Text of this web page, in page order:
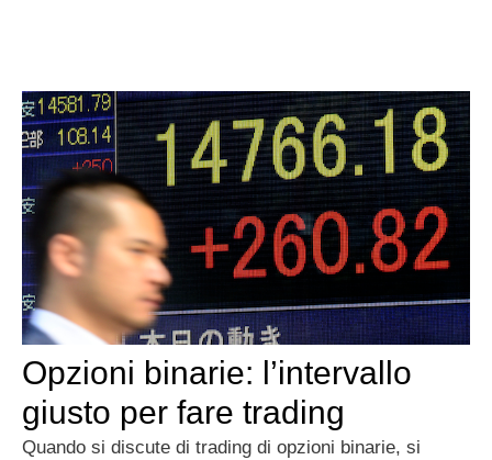
Opzioni binarie: l’intervallo
giusto per fare trading
Quando si discute di trading di opzioni binarie, si